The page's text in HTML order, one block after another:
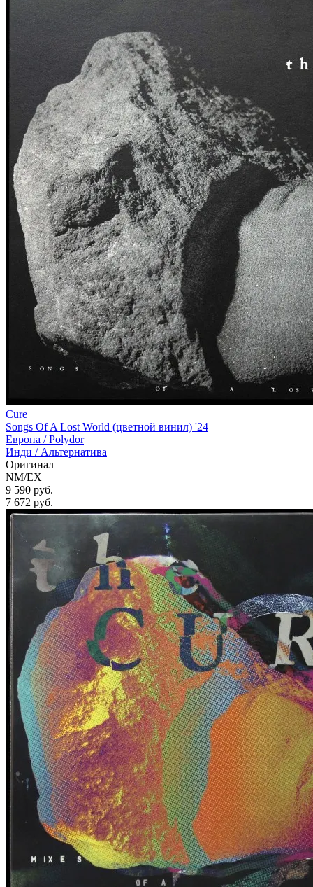
Cure
Songs Of A Lost World (цветной винил) '24
Европа /Polydor
Инди / Альтернатива
Оригинал
NM/EX+
9 590 руб.
7 672 руб.